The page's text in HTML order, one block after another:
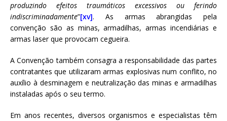
produzindo efeitos traumáticos excessivos ou ferindo
indiscriminadamente”[xv]. As armas abrangidas pela
convenção são as minas, armadilhas, armas incendiárias e
armas laser que provocam cegueira.
A Convenção também consagra a responsabilidade das partes
contratantes que utilizaram armas explosivas num conflito, no
auxílio à desminagem e neutralização das minas e armadilhas
instaladas após o seu termo.
Em anos recentes, diversos organismos e especialistas têm